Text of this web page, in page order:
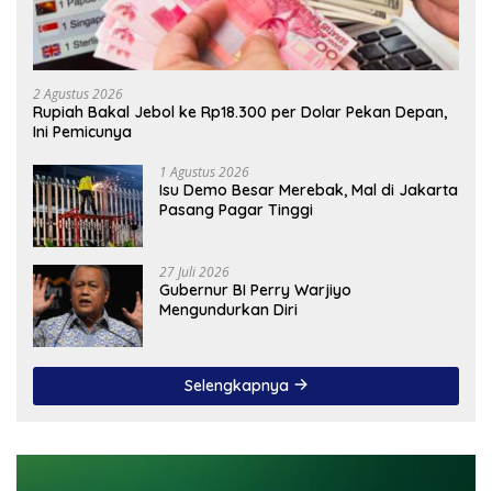
2 Agustus 2026
Rupiah Bakal Jebol ke Rp18.300 per Dolar Pekan Depan,
Ini Pemicunya
1 Agustus 2026
Isu Demo Besar Merebak, Mal di Jakarta
Pasang Pagar Tinggi
27 Juli 2026
Gubernur BI Perry Warjiyo
Mengundurkan Diri
Selengkapnya